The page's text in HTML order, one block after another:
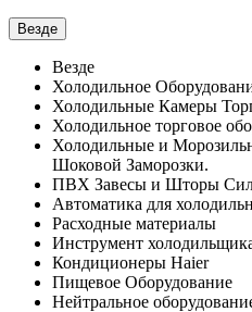
Везде
Везде
Холодильное
Холодильные Камеры
Холодильное торговое
Холодильные и
Шоковой Заморозки.
ПВХ Завесы и Шторы
Автоматика для
Расходные материалы
Инструмент
Кондиционеры Haier
Пищевое Оборудование
Нейтральное